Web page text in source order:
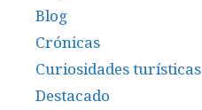
Blog
Crónicas
Curiosidades turísticas
Destacado